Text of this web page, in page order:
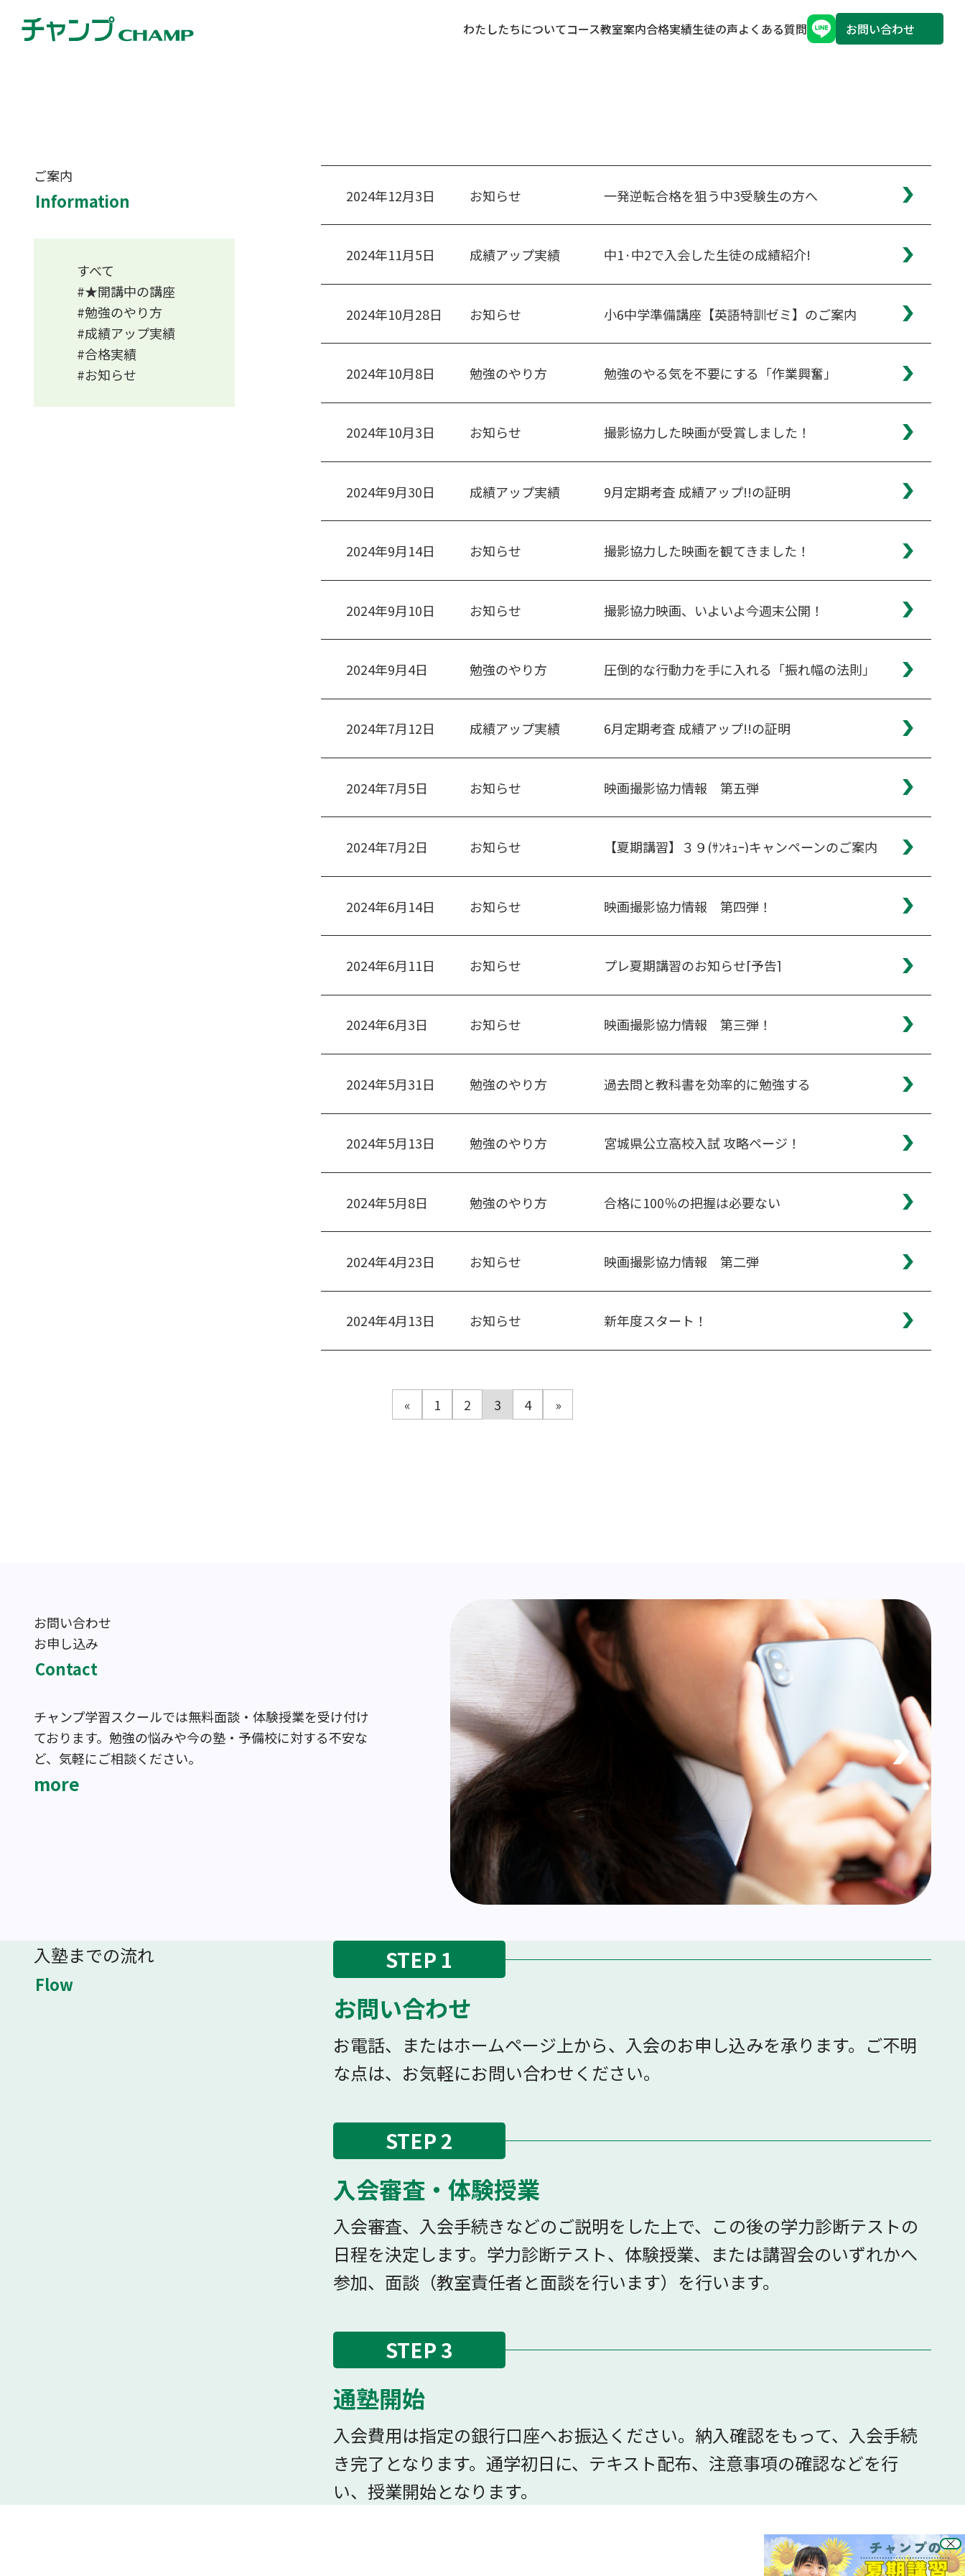
わたしたちについてコース教室案内合格実績生徒の声よくある質問 お問い合わせ
ご案内
Information
すべて
★開講中の講座
勉強のやり方
成績アップ実績
合格実績
お知らせ
2024年12月3日 お知らせ 一発逆転合格を狙う中3受験生の方へ
2024年11月5日 成績アップ実績 中1·中2で入会した生徒の成績紹介!
2024年10月28日 お知らせ 小6中学準備講座【英語特訓ゼミ】のご案内
2024年10月8日 勉強のやり方 勉強のやる気を不要にする「作業興奮」
2024年10月3日 お知らせ 撮影協力した映画が受賞しました！
2024年9月30日 成績アップ実績 9月定期考査 成績アップ!!の証明
2024年9月14日 お知らせ 撮影協力した映画を観てきました！
2024年9月10日 お知らせ 撮影協力映画、いよいよ今週末公開！
2024年9月4日 勉強のやり方 圧倒的な行動力を手に入れる「振れ幅の法則」
2024年7月12日 成績アップ実績 6月定期考査 成績アップ!!の証明
2024年7月5日 お知らせ 映画撮影協力情報 第五弾
2024年7月2日 お知らせ 【夏期講習】３９(ｻﾝｷｭｰ)キャンペーンのご案内
2024年6月14日 お知らせ 映画撮影協力情報 第四弾！
2024年6月11日 お知らせ プレ夏期講習のお知らせ[予告]
2024年6月3日 お知らせ 映画撮影協力情報 第三弾！
2024年5月31日 勉強のやり方 過去問と教科書を効率的に勉強する
2024年5月13日 勉強のやり方 宮城県公立高校入試 攻略ページ！
2024年5月8日 勉強のやり方 合格に100％の把握は必要ない
2024年4月23日 お知らせ 映画撮影協力情報 第二弾
2024年4月13日 お知らせ 新年度スタート！
« 1 2 3 4 »
お問い合わせ
お申し込み
Contact
チャンプ学習スクールでは無料面談・体験授業を受け付け
ております。勉強の悩みや今の塾・予備校に対する不安な
ど、気軽にご相談ください。
more
入塾までの流れ
Flow
STEP 1
お問い合わせ
お電話、またはホームページ上から、入会のお申し込みを承ります。ご不明
な点は、お気軽にお問い合わせください。
STEP 2
入会審査・体験授業
入会審査、入会手続きなどのご説明をした上で、この後の学力診断テストの
日程を決定します。学力診断テスト、体験授業、または講習会のいずれかへ
参加、面談（教室責任者と面談を行います）を行います。
STEP 3
通塾開始
入会費用は指定の銀行口座へお振込ください。納入確認をもって、入会手続
き完了となります。通学初日に、テキスト配布、注意事項の確認などを行
い、授業開始となります。